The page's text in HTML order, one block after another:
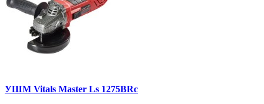
УШМ Vitals Master Ls 1275BRc